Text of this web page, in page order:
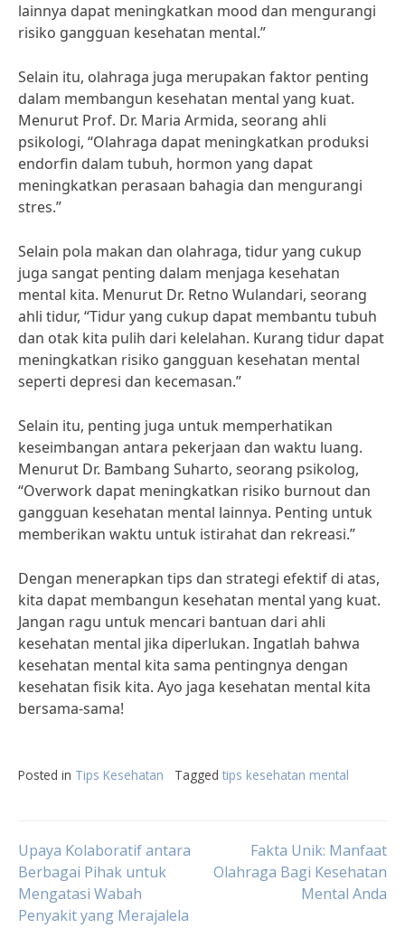
lainnya dapat meningkatkan mood dan mengurangi
risiko gangguan kesehatan mental.”
Selain itu, olahraga juga merupakan faktor penting
dalam membangun kesehatan mental yang kuat.
Menurut Prof. Dr. Maria Armida, seorang ahli
psikologi, “Olahraga dapat meningkatkan produksi
endorfin dalam tubuh, hormon yang dapat
meningkatkan perasaan bahagia dan mengurangi
stres.”
Selain pola makan dan olahraga, tidur yang cukup
juga sangat penting dalam menjaga kesehatan
mental kita. Menurut Dr. Retno Wulandari, seorang
ahli tidur, “Tidur yang cukup dapat membantu tubuh
dan otak kita pulih dari kelelahan. Kurang tidur dapat
meningkatkan risiko gangguan kesehatan mental
seperti depresi dan kecemasan.”
Selain itu, penting juga untuk memperhatikan
keseimbangan antara pekerjaan dan waktu luang.
Menurut Dr. Bambang Suharto, seorang psikolog,
“Overwork dapat meningkatkan risiko burnout dan
gangguan kesehatan mental lainnya. Penting untuk
memberikan waktu untuk istirahat dan rekreasi.”
Dengan menerapkan tips dan strategi efektif di atas,
kita dapat membangun kesehatan mental yang kuat.
Jangan ragu untuk mencari bantuan dari ahli
kesehatan mental jika diperlukan. Ingatlah bahwa
kesehatan mental kita sama pentingnya dengan
kesehatan fisik kita. Ayo jaga kesehatan mental kita
bersama-sama!
Posted in Tips Kesehatan Tagged tips kesehatan mental
Post
navigation
Upaya Kolaboratif antara
Berbagai Pihak untuk
Mengatasi Wabah
Penyakit yang Merajalela
Fakta Unik: Manfaat
Olahraga Bagi Kesehatan
Mental Anda